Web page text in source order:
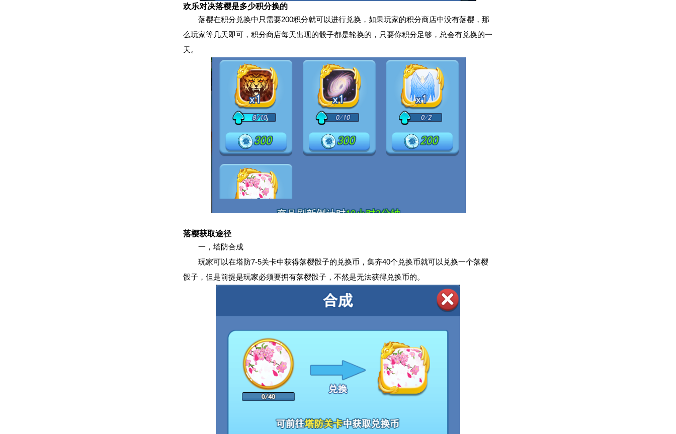
欢乐对决落樱是多少积分换的
落樱在积分兑换中只需要200积分就可以进行兑换，如果玩家的积分商店中没有落樱，那
么玩家等几天即可，积分商店每天出现的骰子都是轮换的，只要你积分足够，总会有兑换的一
天。
落樱获取途径
一，塔防合成
玩家可以在塔防7-5关卡中获得落樱骰子的兑换币，集齐40个兑换币就可以兑换一个落樱
骰子，但是前提是玩家必须要拥有落樱骰子，不然是无法获得兑换币的。